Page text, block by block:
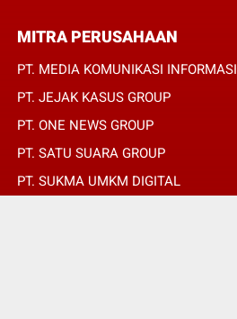
MITRA PERUSAHAAN
PT. MEDIA KOMUNIKASI INFORMASI
PT. JEJAK KASUS GROUP
PT. ONE NEWS GROUP
PT. SATU SUARA GROUP
PT. SUKMA UMKM DIGITAL